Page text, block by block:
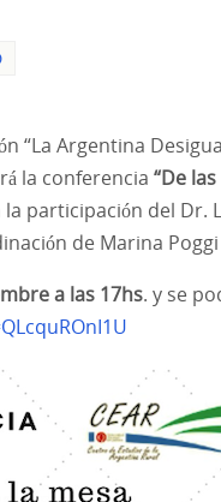
“La Argentina
la conferencia “De
la participación del Dr.
de Marina Poggi
a las 17hs. y se